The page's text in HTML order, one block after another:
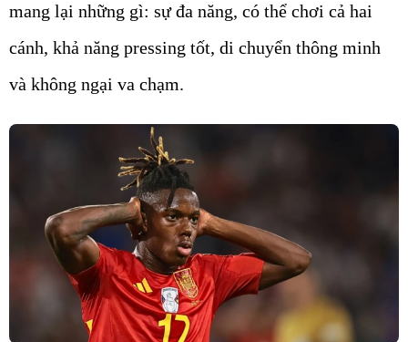
mang lại những gì: sự đa năng, có thể chơi cả hai
cánh, khả năng pressing tốt, di chuyển thông minh
và không ngại va chạm.